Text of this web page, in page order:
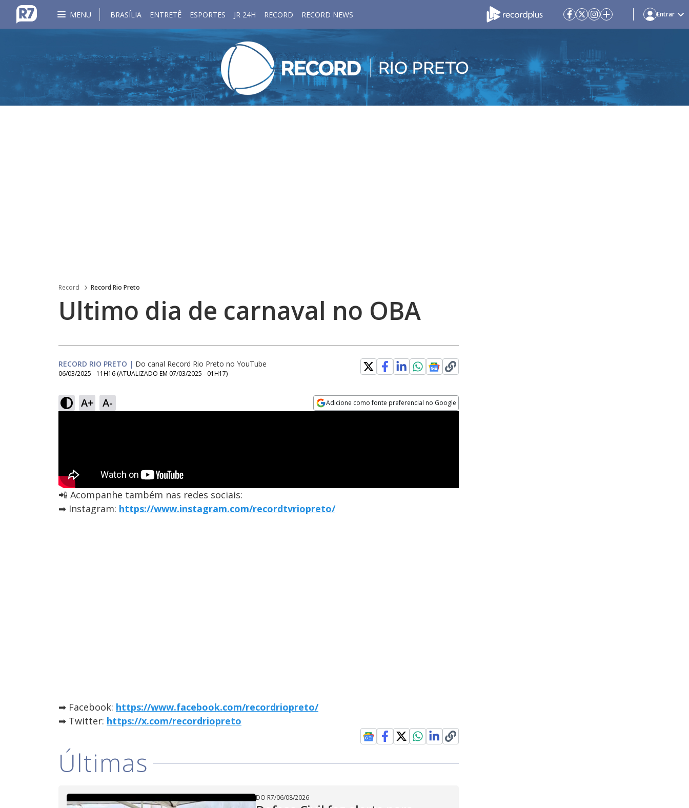
MENU BRASÍLIA ENTRETÊ ESPORTES JR 24H RECORD RECORD NEWS Entrar
Record Record Rio Preto
Ultimo dia de carnaval no OBA
RECORD RIO PRETO | Do canal Record Rio Preto no YouTube
06/03/2025 - 11H16 (ATUALIZADO EM 07/03/2025 - 01H17)
A+ A- Adicione como fonte preferencial no Google
📲 Acompanhe também nas redes sociais:
➡ Instagram: https://www.instagram.com/recordtvriopreto/
➡ Facebook: https://www.facebook.com/recordriopreto/
➡ Twitter: https://x.com/recordriopreto
Últimas
DO R7/06/08/2026